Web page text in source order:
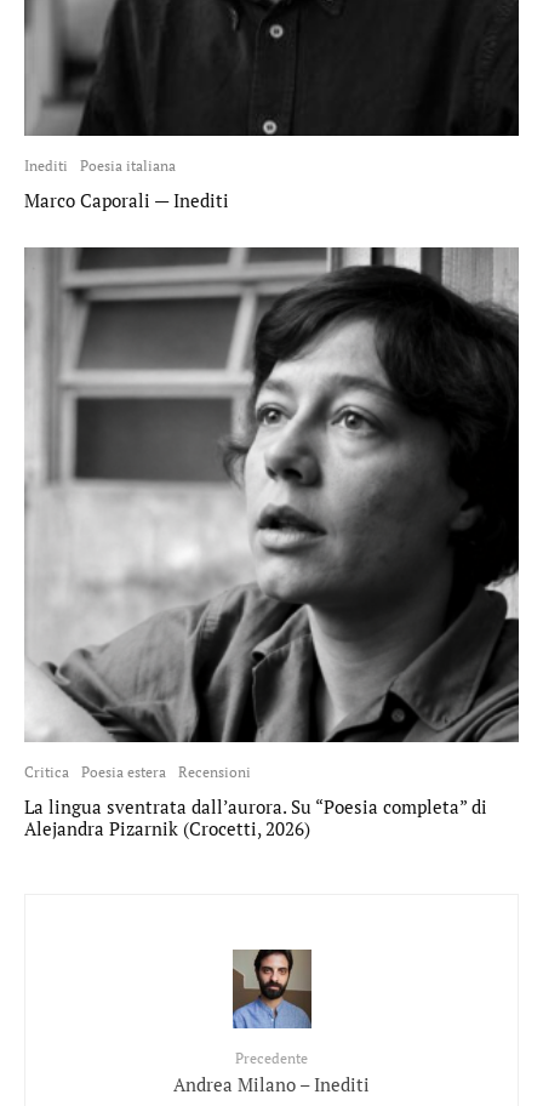
Inediti Poesia italiana
Marco Caporali — Inediti
Critica Poesia estera Recensioni
La lingua sventrata dall’aurora. Su “Poesia completa” di
Alejandra Pizarnik (Crocetti, 2026)
Precedente
Andrea Milano – Inediti